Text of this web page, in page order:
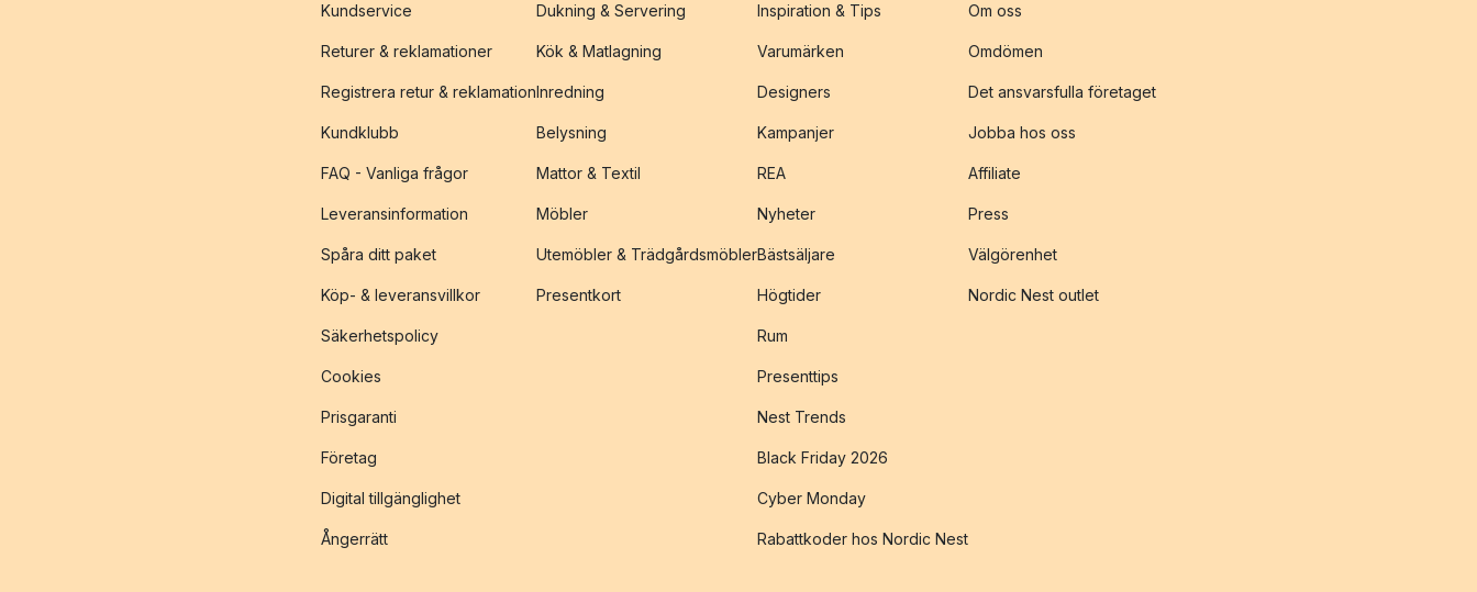
Kundservice
Returer & reklamationer
Registrera retur & reklamation
Kundklubb
FAQ - Vanliga frågor
Leveransinformation
Spåra ditt paket
Köp- & leveransvillkor
Säkerhetspolicy
Cookies
Prisgaranti
Företag
Digital tillgänglighet
Ångerrätt
Dukning & Servering
Kök & Matlagning
Inredning
Belysning
Mattor & Textil
Möbler
Utemöbler & Trädgårdsmöbler
Presentkort
Inspiration & Tips
Varumärken
Designers
Kampanjer
REA
Nyheter
Bästsäljare
Högtider
Rum
Presenttips
Nest Trends
Black Friday 2026
Cyber Monday
Rabattkoder hos Nordic Nest
Om oss
Omdömen
Det ansvarsfulla företaget
Jobba hos oss
Affiliate
Press
Välgörenhet
Nordic Nest outlet